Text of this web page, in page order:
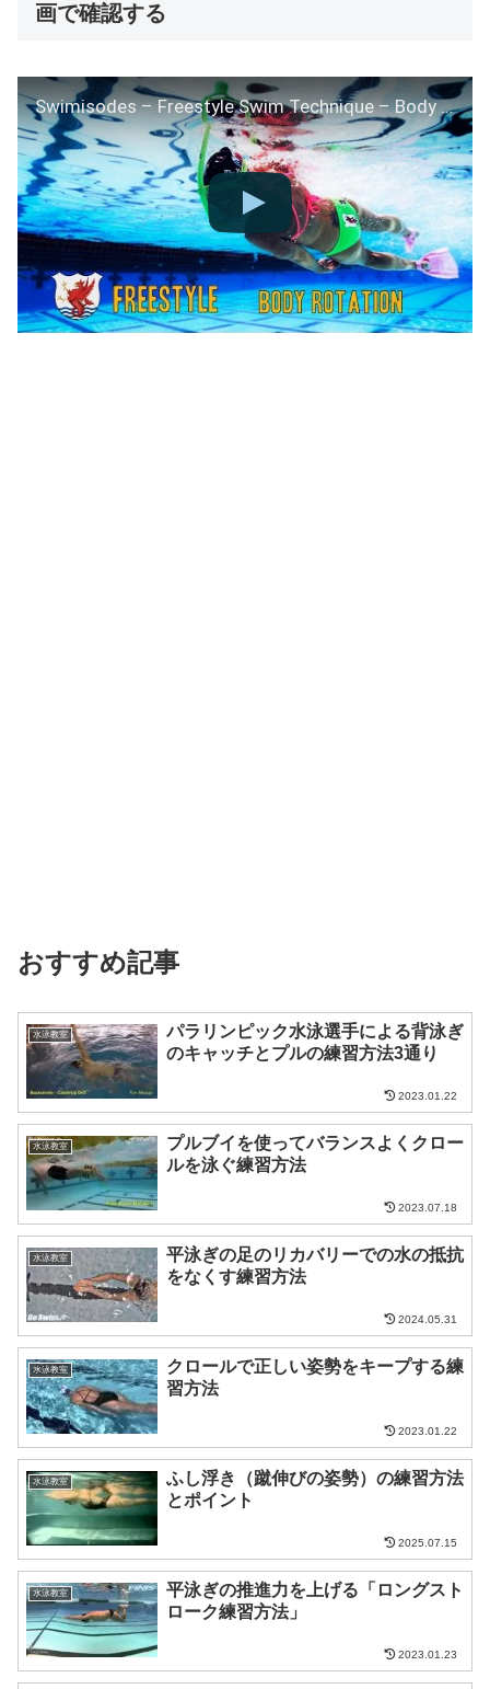
画で確認する
Swimisodes – Freestyle Swim Technique – Body Rotation
おすすめ記事
水泳教室
パラリンピック水泳選手による背泳ぎ
のキャッチとプルの練習方法3通り
2023.01.22
水泳教室
プルブイを使ってバランスよくクロー
ルを泳ぐ練習方法
2023.07.18
水泳教室
平泳ぎの足のリカバリーでの水の抵抗
をなくす練習方法
2024.05.31
水泳教室
クロールで正しい姿勢をキープする練
習方法
2023.01.22
水泳教室
ふし浮き（蹴伸びの姿勢）の練習方法
とポイント
2025.07.15
水泳教室
平泳ぎの推進力を上げる「ロングスト
ローク練習方法」
2023.01.23